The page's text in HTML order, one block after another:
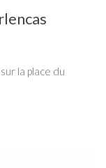
la place du